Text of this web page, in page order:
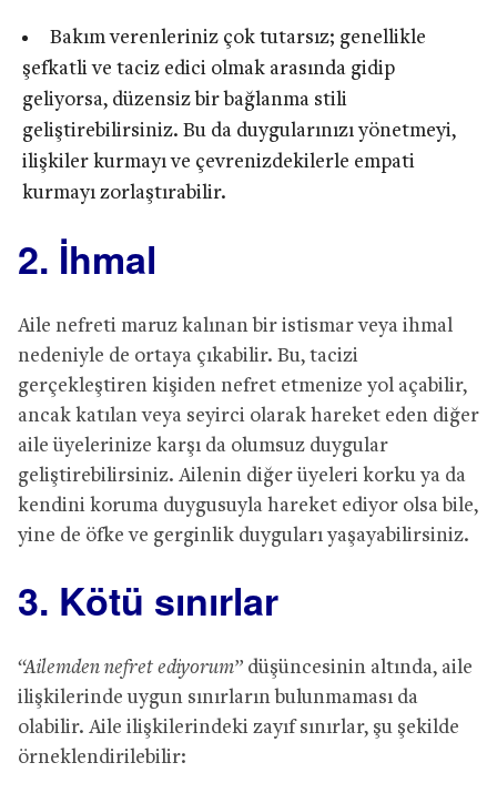
Bakım verenleriniz çok tutarsız; genellikle
şefkatli ve taciz edici olmak arasında gidip
geliyorsa, düzensiz bir bağlanma stili
geliştirebilirsiniz. Bu da duygularınızı yönetmeyi,
ilişkiler kurmayı ve çevrenizdekilerle empati
kurmayı zorlaştırabilir.
2. İhmal
Aile nefreti maruz kalınan bir istismar veya ihmal
nedeniyle de ortaya çıkabilir. Bu, tacizi
gerçekleştiren kişiden nefret etmenize yol açabilir,
ancak katılan veya seyirci olarak hareket eden diğer
aile üyelerinize karşı da olumsuz duygular
geliştirebilirsiniz. Ailenin diğer üyeleri korku ya da
kendini koruma duygusuyla hareket ediyor olsa bile,
yine de öfke ve gerginlik duyguları yaşayabilirsiniz.
3. Kötü sınırlar
“Ailemden nefret ediyorum” düşüncesinin altında, aile
ilişkilerinde uygun sınırların bulunmaması da
olabilir. Aile ilişkilerindeki zayıf sınırlar, şu şekilde
örneklendirilebilir: